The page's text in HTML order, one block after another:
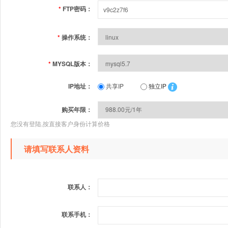
* FTP密码：
*操作系统：
*MYSQL版本：
IP地址： 共享IP 独立IP
购买年限：
您没有登陆,按直接客户身份计算价格
请填写联系人资料
联系人：
联系手机：